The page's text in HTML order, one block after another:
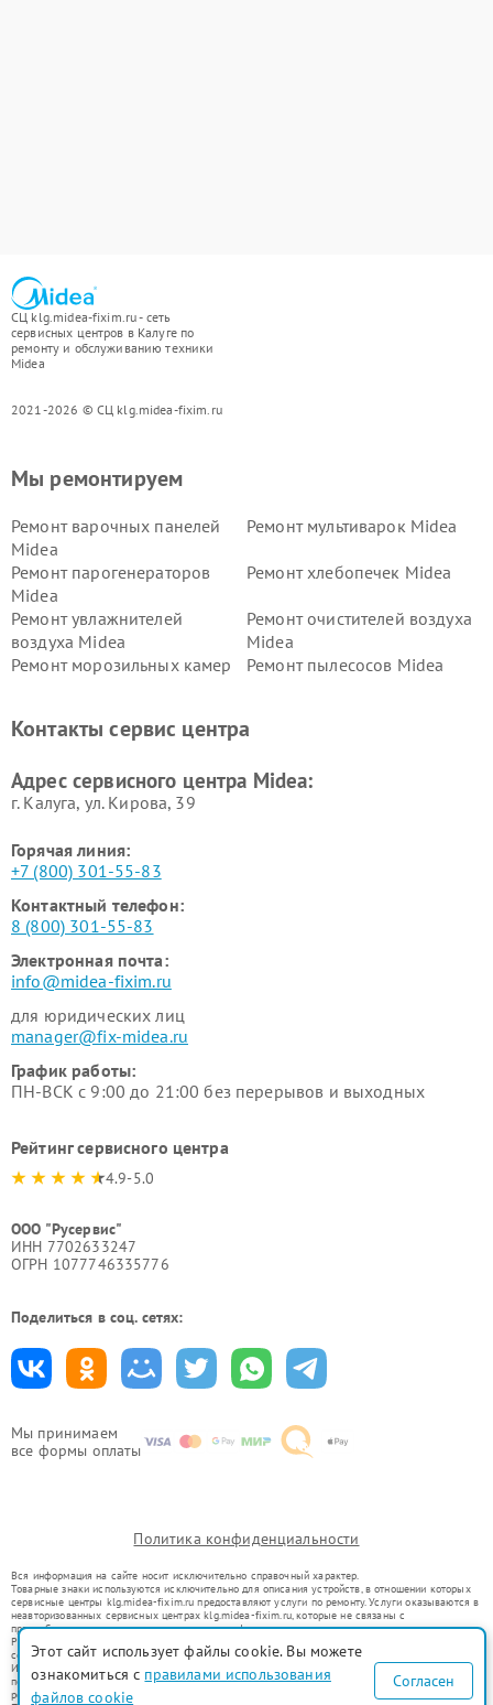
СЦ klg.midea-fixim.ru - сеть
сервисных центров в Калуге по
ремонту и обслуживанию техники
Midea
2021-2026 © СЦ klg.midea-fixim.ru
Мы принимаем
все формы оплаты
Мы ремонтируем
Ремонт варочных панелей
Midea
Ремонт мультиварок Midea
Ремонт парогенераторов
Midea
Ремонт хлебопечек Midea
Ремонт увлажнителей
воздуха Midea
Ремонт очистителей воздуха
Midea
Ремонт морозильных камер
Ремонт пылесосов Midea
пылесосов Midea
Midea
Контакты сервис центра
Адрес сервисного центра Midea:
г. Калуга, ул. Кирова, 39
Горячая линия:
+7 (800) 301-55-83
Контактный телефон:
8 (800) 301-55-83
Электронная почта:
info@midea-fixim.ru
для юридических лиц
manager@fix-midea.ru
График работы:
ПН-ВСК с 9:00 до 21:00 без перерывов и выходных
Рейтинг сервисного центра
4.9-5.0
ООО "Русервис"
ИНН 7702633247
ОГРН 1077746335776
Поделиться в соц. сетях:
Политика конфиденциальности
Вся информация на сайте носит исключительно справочный характер.
Товарные знаки используются исключительно для описания устройств, в отношении которых
сервисные центры klg.midea-fixim.ru предоставляют услуги по ремонту. Услуги оказываются в
неавторизованных сервисных центрах klg.midea-fixim.ru, которые не связаны с
правообладателями товарных знаков или их официальными представителями.
Ремонт осуществляется для устройств, уже введенных в гражданский оборот в соответствии
со статьей 1487 ГК РФ.
Использование товарных знаков не преследует цели индивидуализации услуг или введения
потребителей в заблуждение, а служит для информирования о предоставляемых услугах по
ремонту техники указанных брендов.
Этот сайт использует файлы cookie. Вы можете
ознакомиться с правилами использования
файлов cookie
Согласен